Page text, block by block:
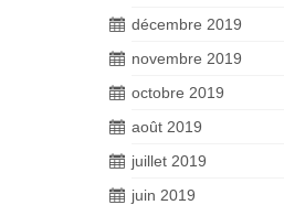
décembre 2019
novembre 2019
octobre 2019
août 2019
juillet 2019
juin 2019